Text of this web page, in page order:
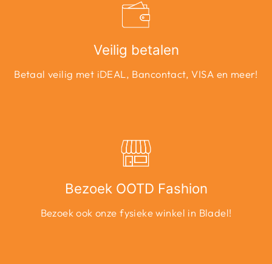
Veilig betalen
Betaal veilig met iDEAL, Bancontact, VISA en meer!
Bezoek OOTD Fashion
Bezoek ook onze fysieke winkel in Bladel!